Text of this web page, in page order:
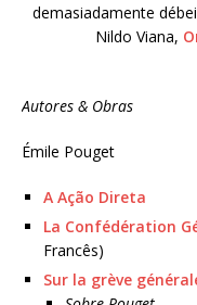
demasiadamente
Nildo Viana,
Autores & Obras
Émile Pouget
A Ação Direta
La Confédération
Francês)
Sur la grève